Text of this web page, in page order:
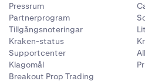
Pressrum
Partnerprogram
Tillgångsnoteringar
Kraken-status
Supportcenter
Klagomål
Breakout Prop Trading